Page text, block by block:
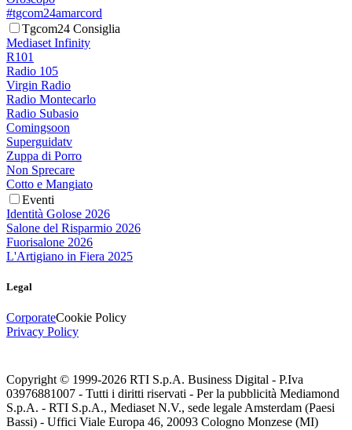
#tgcom24amarcord
Tgcom24 Consiglia
Mediaset Infinity
R101
Radio 105
Virgin Radio
Radio Montecarlo
Radio Subasio
Comingsoon
Superguidatv
Zuppa di Porro
Non Sprecare
Cotto e Mangiato
Eventi
Identità Golose 2026
Salone del Risparmio 2026
Fuorisalone 2026
L'Artigiano in Fiera 2025
Legal
CorporateCookie Policy
Privacy Policy
Copyright © 1999-2026 RTI S.p.A. Business Digital - P.Iva
03976881007 - Tutti i diritti riservati - Per la pubblicità Mediamond
S.p.A. - RTI S.p.A., Mediaset N.V., sede legale Amsterdam (Paesi
Bassi) - Uffici Viale Europa 46, 20093 Cologno Monzese (MI)